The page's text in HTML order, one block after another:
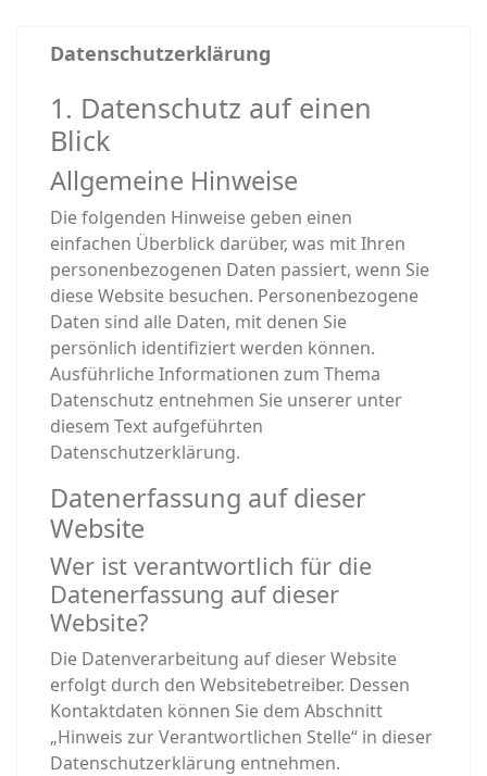
Datenschutzerklärung
1. Datenschutz auf einen
Blick
Allgemeine Hinweise
Die folgenden Hinweise geben einen
einfachen Überblick darüber, was mit Ihren
personenbezogenen Daten passiert, wenn Sie
diese Website besuchen. Personenbezogene
Daten sind alle Daten, mit denen Sie
persönlich identifiziert werden können.
Ausführliche Informationen zum Thema
Datenschutz entnehmen Sie unserer unter
diesem Text aufgeführten
Datenschutzerklärung.
Datenerfassung auf dieser
Website
Wer ist verantwortlich für die
Datenerfassung auf dieser
Website?
Die Datenverarbeitung auf dieser Website
erfolgt durch den Websitebetreiber. Dessen
Kontaktdaten können Sie dem Abschnitt
„Hinweis zur Verantwortlichen Stelle“ in dieser
Datenschutzerklärung entnehmen.